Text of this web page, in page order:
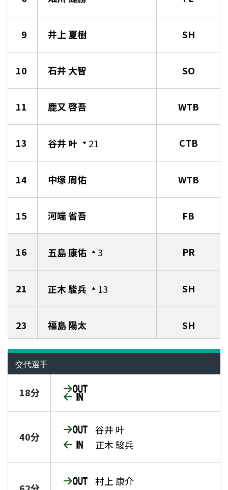
9 井上 夏樹 SH
10 石井 大智 SO
11 鹿又 啓吾 WTB
13 谷井 叶 21 CTB
14 中塚 周佑 WTB
15 河端 省吾 FB
16 五島 康佑 3 PR
21 正木 駿兵 13 SH
23 福島 陽太 SH
交代選手
18分
40分
谷井 叶
正木 駿兵
村上 康介